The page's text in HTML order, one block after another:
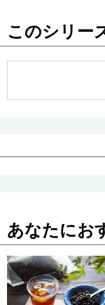
お知らせ
このシリー
あなたにお